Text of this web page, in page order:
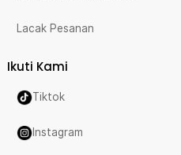
Lacak Pesanan
Ikuti Kami
Tiktok
Instagram